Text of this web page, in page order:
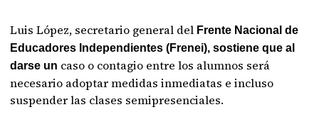
Luis López, secretario general del Frente Nacional de
Educadores Independientes (Frenei), sostiene que al
darse un caso o contagio entre los alumnos será
necesario adoptar medidas inmediatas e incluso
suspender las clases semipresenciales.